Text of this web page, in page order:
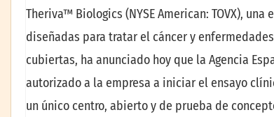
Theriva™ Biologics (NYSE American: TOVX),
diseñadas para tratar el cáncer y
cubiertas, ha anunciado hoy que la Agencia
autorizado a la empresa a iniciar el ensayo
un único centro, abierto y de prueba de